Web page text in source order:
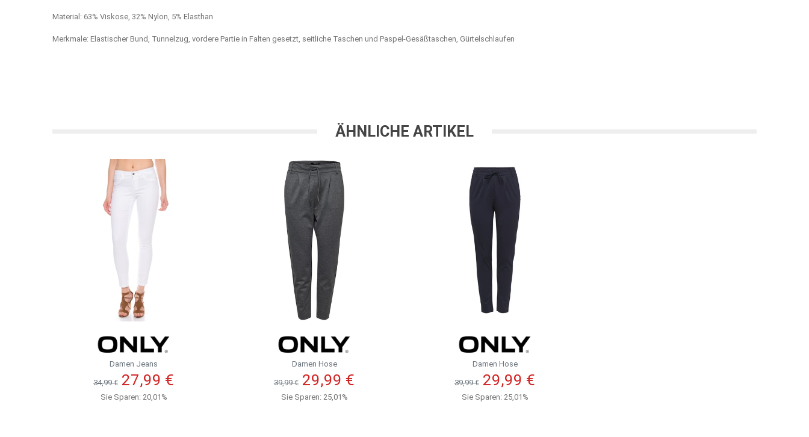
Material: 63% Viskose, 32% Nylon, 5% Elasthan
Merkmale: Elastischer Bund, Tunnelzug, vordere Partie in Falten gesetzt, seitliche Taschen und Paspel-Gesäßtaschen, Gürtelschlaufen
ÄHNLICHE ARTIKEL
Damen Jeans
34,99 € 27,99 €
Sie Sparen: 20,01%
Damen Hose
39,99 € 29,99 €
Sie Sparen: 25,01%
Damen Hose
39,99 € 29,99 €
Sie Sparen: 25,01%